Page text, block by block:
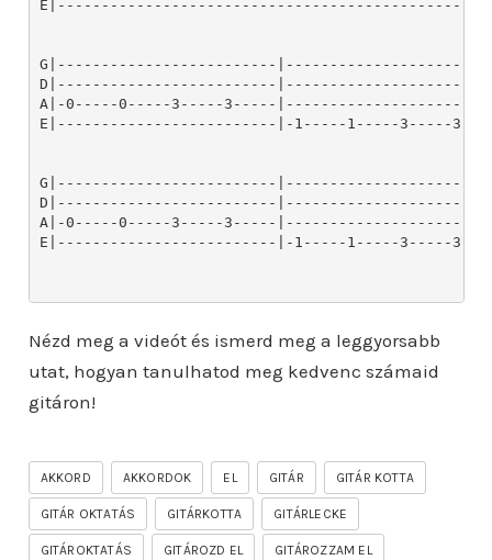
E|-----------------------------------------------
G|-------------------------
D|-------------------------
A|-0-----0-----3-----3-----
E|-------------------------|-1-----1-----3-----
G|-------------------------
D|-------------------------
A|-0-----0-----3-----3-----
E|-------------------------|-1-----1-----3-----
Nézd meg a videót és ismerd meg a leggyorsabb
utat, hogyan tanulhatod meg kedvenc számaid
gitáron!
AKKORD AKKORDOK EL GITÁR GITÁR KOTTA
GITÁR OKTATÁS GITÁRKOTTA GITÁRLECKE
GITÁROKTATÁS GITÁROZD EL GITÁROZZAM EL